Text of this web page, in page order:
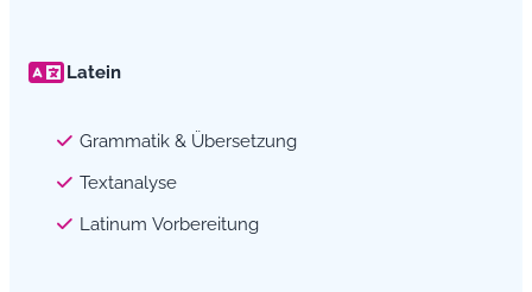
Latein
Grammatik & Übersetzung
Textanalyse
Latinum Vorbereitung